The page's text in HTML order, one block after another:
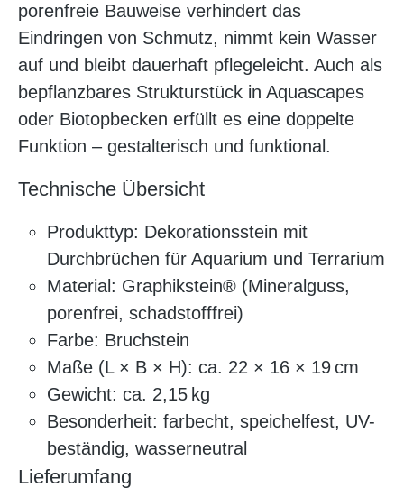
porenfreie Bauweise verhindert das
Eindringen von Schmutz, nimmt kein Wasser
auf und bleibt dauerhaft pflegeleicht. Auch als
bepflanzbares Strukturstück in Aquascapes
oder Biotopbecken erfüllt es eine doppelte
Funktion – gestalterisch und funktional.
Technische Übersicht
Produkttyp: Dekorationsstein mit
Durchbrüchen für Aquarium und Terrarium
Material: Graphikstein® (Mineralguss,
porenfrei, schadstofffrei)
Farbe: Bruchstein
Maße (L × B × H): ca. 22 × 16 × 19 cm
Gewicht: ca. 2,15 kg
Besonderheit: farbecht, speichelfest, UV-
beständig, wasserneutral
Lieferumfang